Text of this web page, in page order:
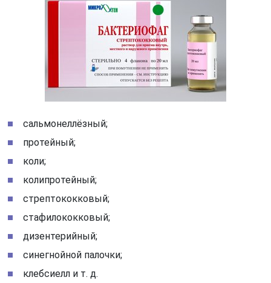
сальмонеллёзный;
протейный;
коли;
колипротейный;
стрептококковый;
стафилококковый;
дизентерийный;
синегнойной палочки;
клебсиелл и т. д.